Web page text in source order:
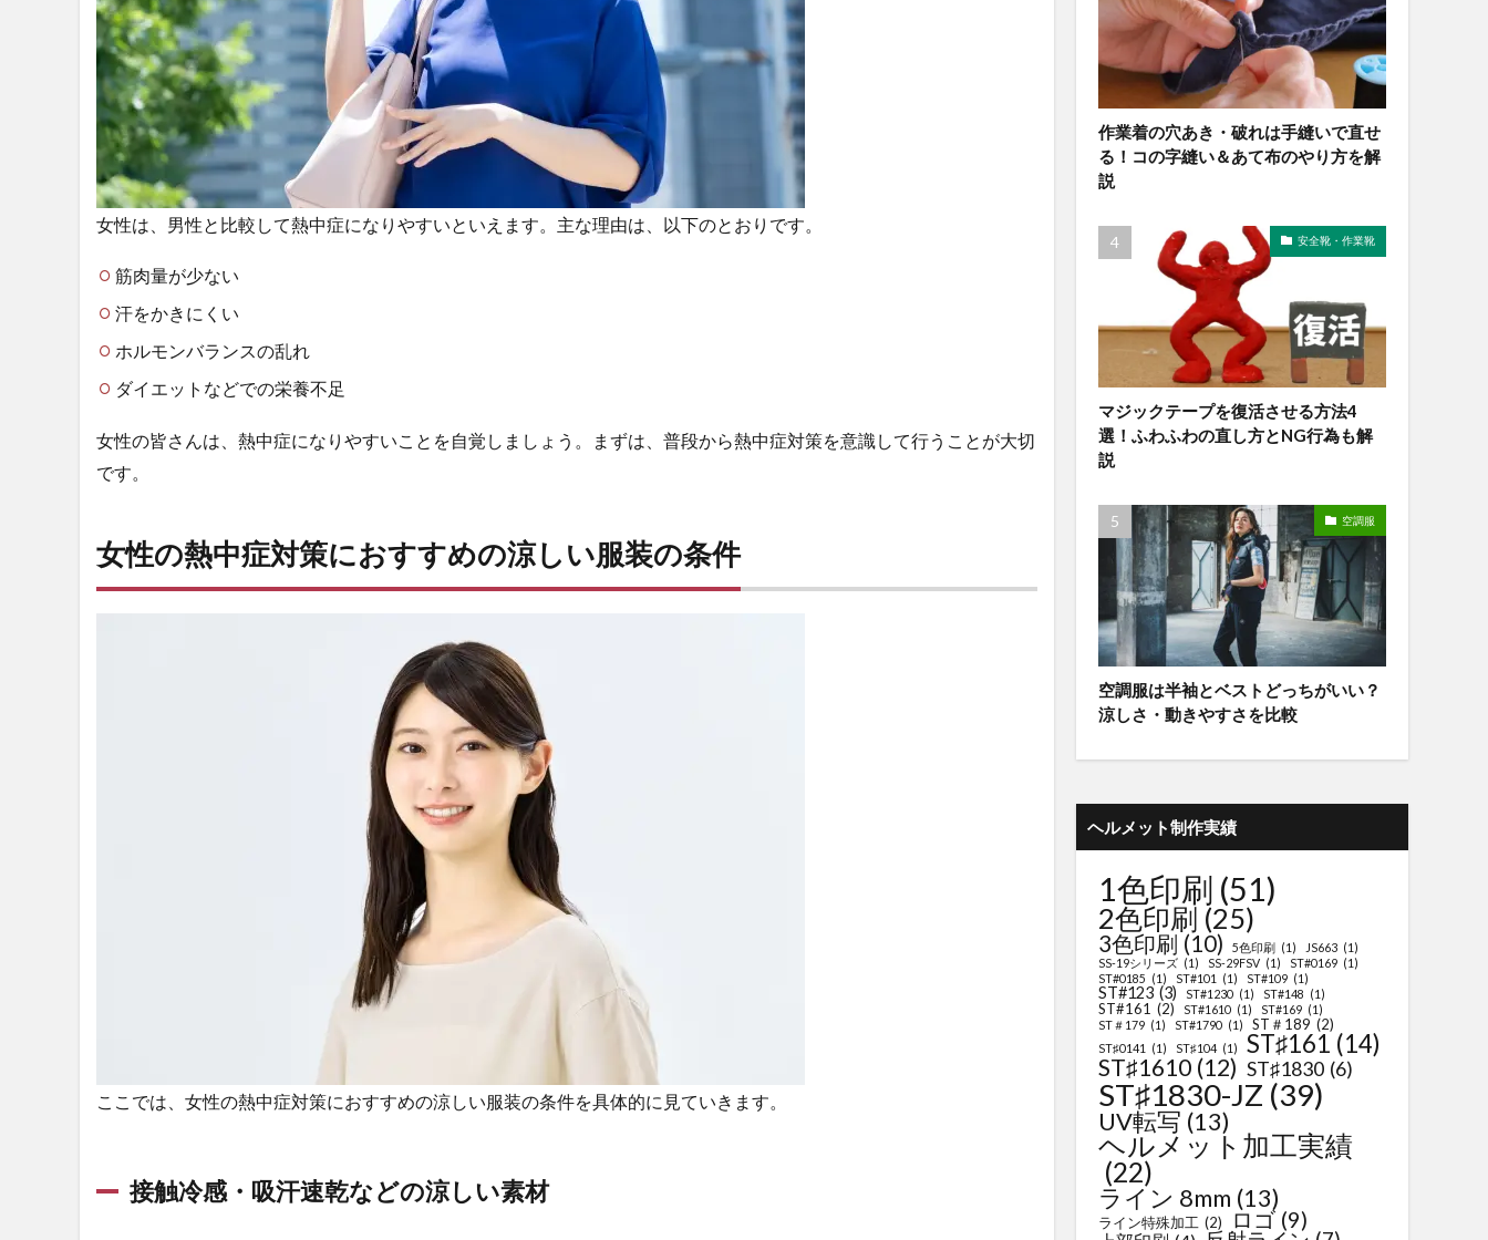
策
に
お
す
す
め
の
涼
し
い
装
条
件
2.1
冷
感・
吸汗
の涼
しい
素材
づら
い色
職場
によ
女性は、男性と比較して熱中症になりやすいといえます。主な理由は、以下のとおりです。
筋肉量が少ない
汗をかきにくい
ホルモンバランスの乱れ
ダイエットなどでの栄養不足
女性の皆さんは、熱中症になりやすいことを自覚しましょう。まずは、普段から熱中症対策を意識して行うことが大切
です。
女性の熱中症対策におすすめの涼しい服装の条件
ここでは、女性の熱中症対策におすすめの涼しい服装の条件を具体的に見ていきます。
接触冷感・吸汗速乾などの涼しい素材
作業着の穴あき・破れは手縫いで直せ
る！コの字縫い＆あて布のやり方を解
説
安全靴・作業靴
マジックテープを復活させる方法4
選！ふわふわの直し方とNG行為も解
説
空調服
空調服は半袖とベストどっちがいい？
涼しさ・動きやすさを比較
ヘルメット制作実績
1色印刷 (51)
2色印刷 (25)
3色印刷 (10) 5色印刷 (1) JS663 (1)
SS-19シリーズ (1) SS-29FSV (1) ST#0169 (1)
ST#0185 (1) ST#101 (1) ST#109 (1)
ST#123 (3) ST#1230 (1) ST#148 (1)
ST#161 (2) ST#1610 (1) ST#169 (1)
ST＃179 (1) ST#1790 (1) ST＃189 (2)
ST♯0141 (1) ST♯104 (1) ST♯161 (14)
ST♯1610 (12) ST♯1830 (6)
ST♯1830-JZ (39)
UV転写 (13)
ヘルメット加工実績
(22)
ライン 8mm (13)
ライン特殊加工 (2) ロゴ (9)